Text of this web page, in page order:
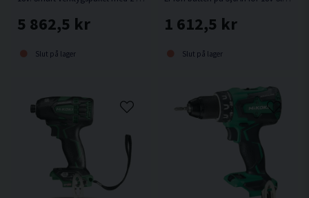
5 862,5 kr
Slut på lager
1 612,5 kr
Slut på lager